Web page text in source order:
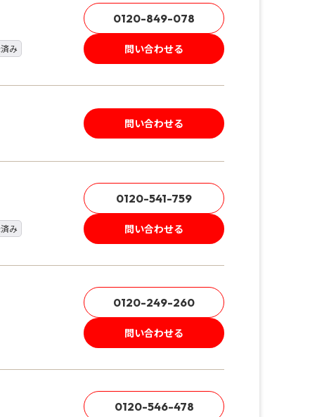
み
0120-849-078
問い合わせる
問い合わせる
み
0120-541-759
問い合わせる
0120-249-260
問い合わせる
0120-546-478